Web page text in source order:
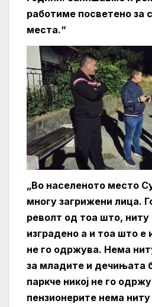
работиме посветено за
места.“
„Во населеното место
многу загрижени лица.
револт од тоа што,
изградено а и тоа што е
не го одржува. Нема
за младите и дечињата
паркче никој не го
пензионерите нема